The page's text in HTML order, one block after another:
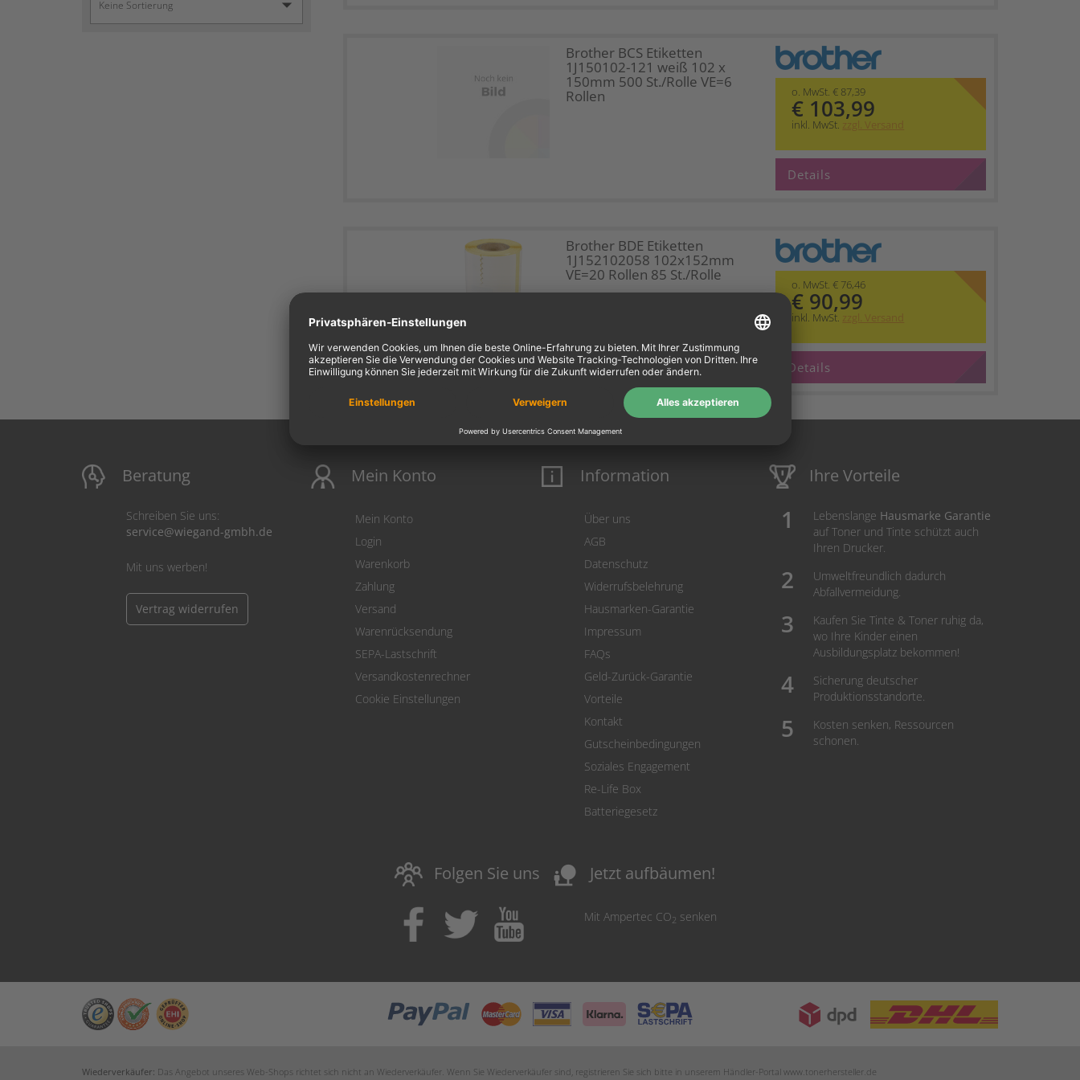
Brother BCS Etiketten
1J150102-121 weiß 102 x
150mm 500 St./Rolle VE=6
Rollen o. MwSt. € 87,39
€ 103,99
inkl. MwSt. zzgl. Versand
Details
Brother BDE Etiketten
1J152102058 102x152mm
VE=20 Rollen 85 St./Rolle
o. MwSt. € 76,46
€ 90,99
inkl. MwSt. zzgl. Versand
Details
Beratung
Schreiben Sie uns:
service@wiegand-gmbh.de
Mit uns werben!
Vertrag widerrufen
Mein Konto
Mein Konto
Login
Warenkorb
Zahlung
Versand
Warenrücksendung
SEPA-Lastschrift
Versandkostenrechner
Cookie Einstellungen
Information
Über uns
AGB
Datenschutz
Widerrufsbelehrung
Hausmarken-Garantie
Impressum
FAQs
Geld-Zurück-Garantie
Vorteile
Kontakt
Gutscheinbedingungen
Soziales Engagement
Re-Life Box
Batteriegesetz
Ihre Vorteile
Lebenslange Hausmarke Garantie
auf Toner und Tinte schützt auch
Ihren Drucker.
Umweltfreundlich dadurch
Abfallvermeidung.
Kaufen Sie Tinte & Toner ruhig da,
wo Ihre Kinder einen
Ausbildungsplatz bekommen!
Sicherung deutscher
Produktionsstandorte.
Kosten senken, Ressourcen
schonen.
Folgen Sie uns nature_people Jetzt aufbäumen!
Mit Ampertec CO2 senken
Wiederverkäufer: Das Angebot unseres Web-Shops richtet sich nicht an Wiederverkäufer. Wenn Sie Wiederverkäufer sind, registrieren Sie sich bitte in unserem Händler-Portal www.tonerhersteller.de